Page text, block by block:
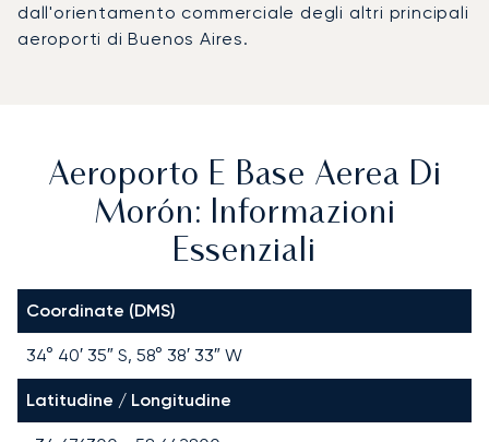
dall'orientamento commerciale degli altri principali
aeroporti di Buenos Aires.
Aeroporto E Base Aerea Di
Morón: Informazioni
Essenziali
Coordinate (DMS)
34° 40′ 35″ S, 58° 38′ 33″ W
Latitudine / Longitudine